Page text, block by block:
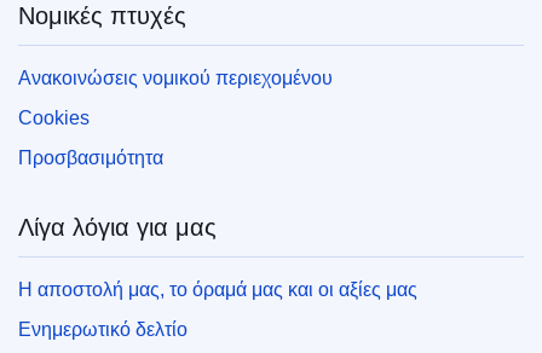
Νομικές πτυχές
Ανακοινώσεις νομικού περιεχομένου
Cookies
Προσβασιμότητα
Λίγα λόγια για μας
Η αποστολή μας, το όραμά μας και οι αξίες μας
Ενημερωτικό δελτίο